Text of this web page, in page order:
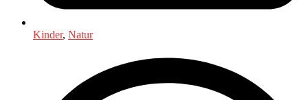
Kinder, Natur